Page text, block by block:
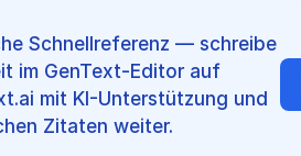
Schnellreferenz — schreibe
im GenText-Editor auf
mit KI-Unterstützung und
Zitaten weiter.